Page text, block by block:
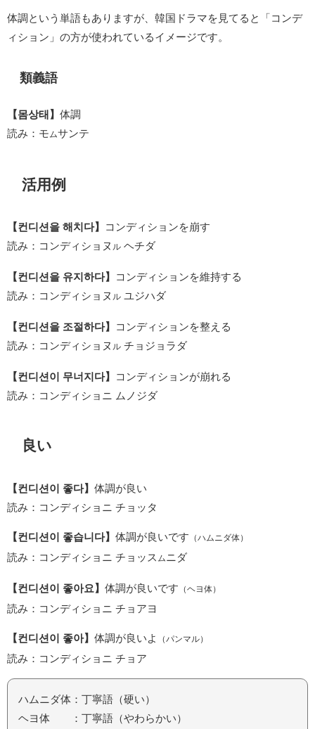
体調という単語もありますが、韓国ドラマを見てると「コンデ
ィション」の方が使われているイメージです。
類義語
【몸상태】 体調
読み：モ ムサンテ
活用例
【컨디션을 해치다】
コンディションを崩す
読み：コンディショヌ ル ヘチダ
【컨디션을 유지하다】
コンディションを維持する
読み：コンディショヌ ル ユジハダ
【컨디션을 조절하다】
コンディションを整える
読み：コンディショヌ ル チョジョラダ
【컨디션이 무너지다】
コンディションが崩れる
読み：コンディショニ ムノジダ
良い
【컨디션이 좋다】 体調が良い
読み：コンディショニ チョッタ
【컨디션이 좋습니다】 体調が良いです （ハムニダ体）
読み：コンディショニ チョッス ム ニダ
【컨디션이 좋아요】 体調が良いです （ヘヨ体）
読み：コンディショニ チョアヨ
【컨디션이 좋아】 体調が良いよ （パンマル）
読み：コンディショニ チョア
ハムニダ体：丁寧語（硬い）
ヘヨ体 ：丁寧語（やわらかい）